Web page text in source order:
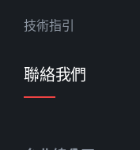
技術指引
聯絡我們